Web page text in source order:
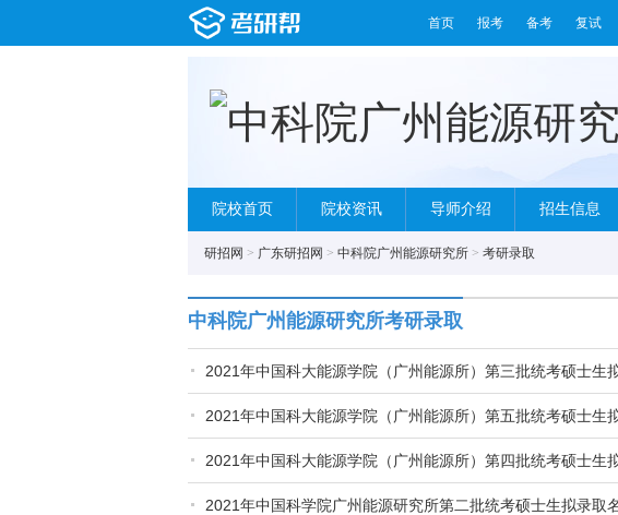
首页 报考 备考 复试
院校首页 院校资讯 导师介绍 招生信息
研招网 > 广东研招网 > 中科院广州能源研究所 > 考研录取
中科院广州能源研究所考研录取
2021年中国科大能源学院（广州能源所）第三批统考硕士生
2021年中国科大能源学院（广州能源所）第五批统考硕士生
2021年中国科大能源学院（广州能源所）第四批统考硕士生
2021年中国科学院广州能源研究所第二批统考硕士生拟录取